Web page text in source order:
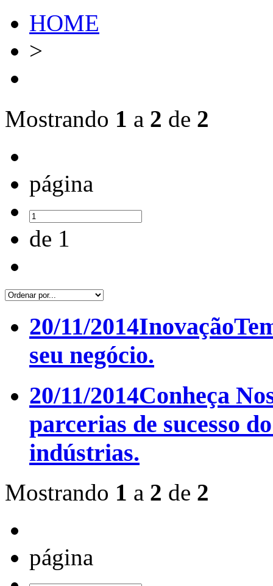
HOME
>
Mostrando 1 a 2 de 2
página
de 1
20/11/2014Inovação
seu negócio.
20/11/2014Conheça
parcerias de sucesso
indústrias.
Mostrando 1 a 2 de 2
página